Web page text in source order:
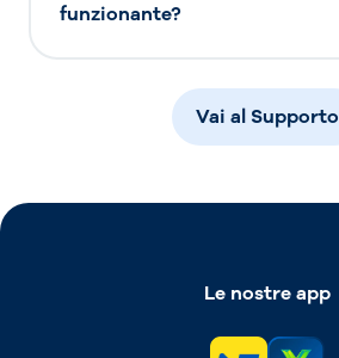
funzionante?
Vai al Supporto
Le nostre app